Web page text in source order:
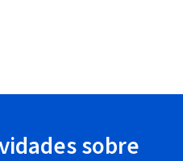
sobre